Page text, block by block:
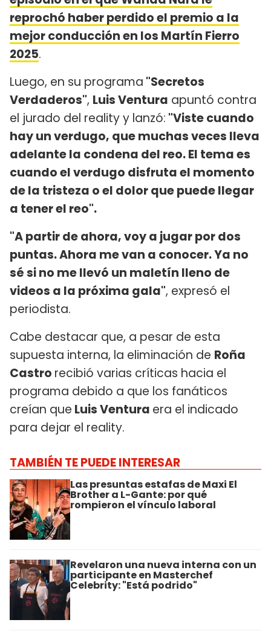
reprochó haber perdido el premio a la
mejor conducción en los Martín Fierro
2025.
Luego, en su programa "Secretos
Verdaderos", Luis Ventura apuntó contra
el jurado del reality y lanzó: "Viste cuando
hay un verdugo, que muchas veces lleva
adelante la condena del reo. El tema es
cuando el verdugo disfruta el momento
de la tristeza o el dolor que puede llegar
a tener el reo".
"A partir de ahora, voy a jugar por dos
puntas. Ahora me van a conocer. Ya no
sé si no me llevó un maletín lleno de
videos a la próxima gala", expresó el
periodista.
Cabe destacar que, a pesar de esta
supuesta interna, la eliminación de Roña
Castro recibió varias críticas hacia el
programa debido a que los fanáticos
creían que Luis Ventura era el indicado
para dejar el reality.
TAMBIÉN TE PUEDE INTERESAR
Las presuntas estafas de Maxi El
Brother a L-Gante: por qué
rompieron el vínculo laboral
Revelaron una nueva interna con un
participante en Masterchef
Celebrity: "Está podrido"